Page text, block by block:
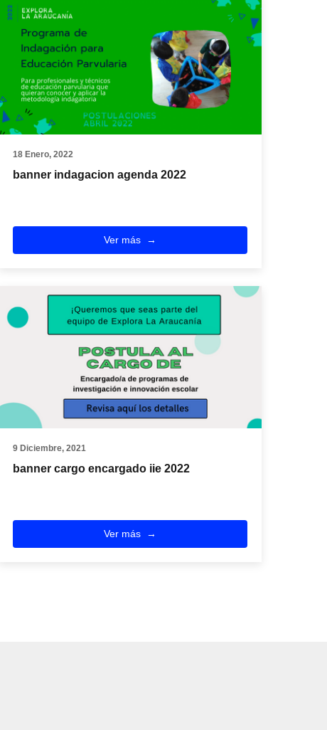
18 Enero, 2022
banner indagacion agenda 2022
Ver más
9 Diciembre, 2021
banner cargo encargado iie 2022
Ver más